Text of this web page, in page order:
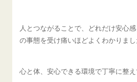
人とつながることで、どれだけ安心
の事態を受け痛いほどよくわかりまし
心と体、安心できる環境で丁寧に整